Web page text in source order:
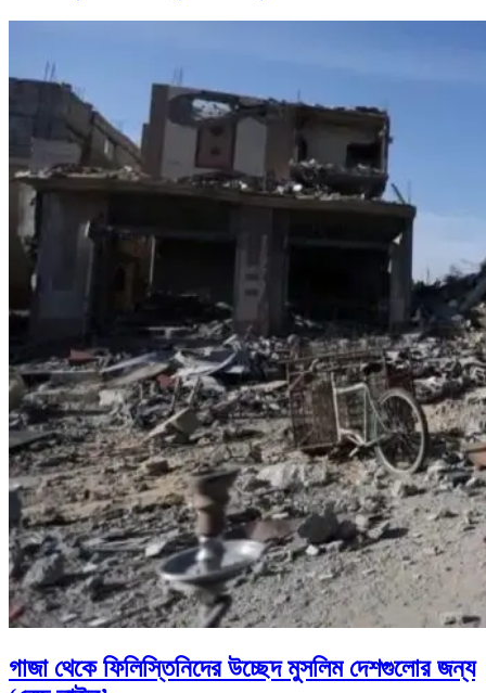
গাজা থেকে ফিলিস্তিনিদের উচ্ছেদ মুসলিম দেশগুলোর জন্য